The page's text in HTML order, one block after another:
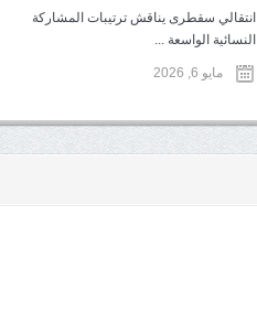
انتقالي سقطرى يناقش ترتيبات المشاركة
النسائية الواسعة ...
مايو 6, 2026